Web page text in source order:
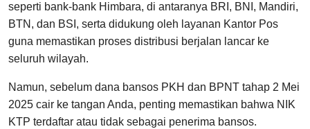
seperti bank-bank Himbara, di antaranya BRI, BNI, Mandiri,
BTN, dan BSI, serta didukung oleh layanan Kantor Pos
guna memastikan proses distribusi berjalan lancar ke
seluruh wilayah.
Namun, sebelum dana bansos PKH dan BPNT tahap 2 Mei
2025 cair ke tangan Anda, penting memastikan bahwa NIK
KTP terdaftar atau tidak sebagai penerima bansos.